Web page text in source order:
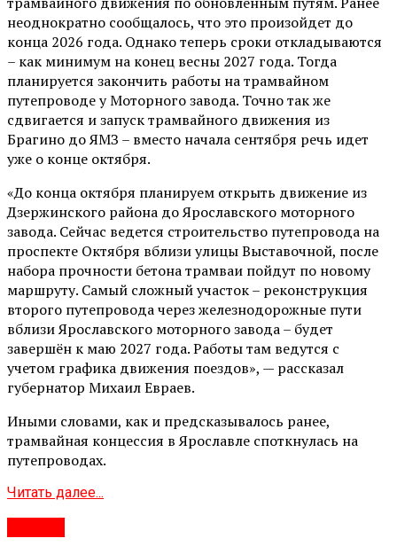
неоднократно сообщалось, что это произойдет до
конца 2026 года. Однако теперь сроки откладываются
– как минимум на конец весны 2027 года. Тогда
планируется закончить работы на трамвайном
путепроводе у Моторного завода. Точно так же
сдвигается и запуск трамвайного движения из
Брагино до ЯМЗ – вместо начала сентября речь идет
уже о конце октября.
«До конца октября планируем открыть движение из
Дзержинского района до Ярославского моторного
завода. Сейчас ведется строительство путепровода на
проспекте Октября вблизи улицы Выставочной, после
набора прочности бетона трамваи пойдут по новому
маршруту. Самый сложный участок – реконструкция
второго путепровода через железнодорожные пути
вблизи Ярославского моторного завода – будет
завершён к маю 2027 года. Работы там ведутся с
учетом графика движения поездов», — рассказал
губернатор Михаил Евраев.
Иными словами, как и предсказывалось ранее,
трамвайная концессия в Ярославле споткнулась на
путепроводах.
Читать далее...